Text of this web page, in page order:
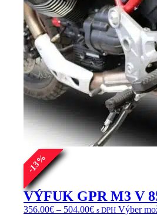
-
13
%
VÝFUK GPR M3 V
356.00€ – 504.00€Price
s DPH Výber